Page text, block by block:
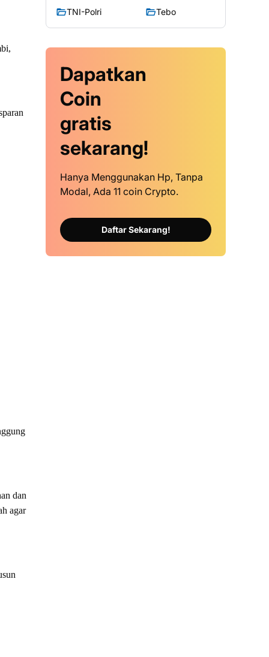
dan
agar
TNI-Polri
Tebo
Dapatkan
Coin
gratis
sekarang!
Hanya Menggunakan Hp, Tanpa
Modal, Ada 11 coin Crypto.
Daftar Sekarang!